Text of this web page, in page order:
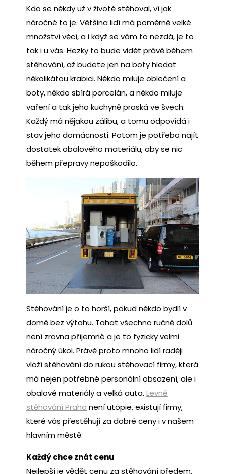
Kdo se někdy už v životě stěhoval, ví jak
náročné to je. Většina lidí má poměrně velké
množství věcí, a i když se vám to nezdá, je to
tak i u vás. Hezky to bude vidět právě během
stěhování, až budete jen na boty hledat
několikátou krabici. Někdo miluje oblečení a
boty, někdo sbírá porcelán, a někdo miluje
vaření a tak jeho kuchyně praská ve švech.
Každý má nějakou zálibu, a tomu odpovídá i
stav jeho domácnosti. Potom je potřeba najít
dostatek obalového materiálu, aby se nic
během přepravy nepoškodilo.
Stěhování je o to horší, pokud někdo bydlí v
domě bez výtahu. Tahat všechno ručně dolů
není zrovna příjemné a je to fyzicky velmi
náročný úkol. Právě proto mnoho lidí raději
vloží stěhování do rukou stěhovací firmy, která
má nejen potřebné personální obsazení, ale i
obalové materiály a velká auta. Levné
stěhování Praha není utopie, existují firmy,
které vás přestěhují za dobré ceny i v našem
hlavním městě.
Každý chce znát cenu
Nejlepší je vědět cenu za stěhování předem,